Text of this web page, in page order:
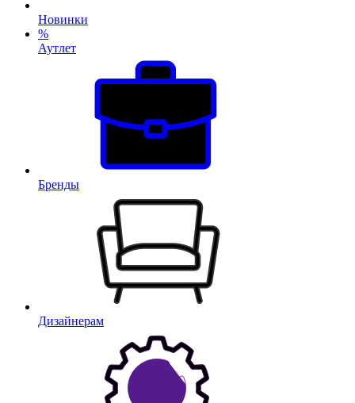
Новинки
%
Аутлет
Бренды
Дизайнерам